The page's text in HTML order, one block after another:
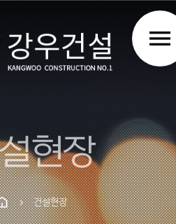
menu
현장
chevron_right 건설현장